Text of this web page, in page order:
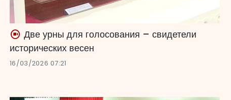
Две урны для голосования – свидетели
исторических весен
16/03/2026 07:21